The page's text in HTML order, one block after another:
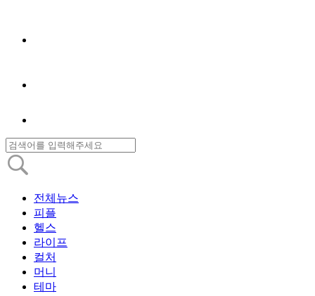
전체뉴스
피플
헬스
라이프
컬처
머니
테마